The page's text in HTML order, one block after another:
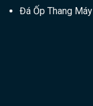
Đá Ốp Thang Máy